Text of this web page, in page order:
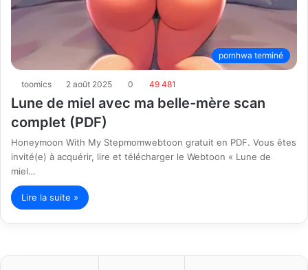
pornhwa terminé
toomics 2 août 2025 0 49 481
Lune de miel avec ma belle-mère scan
complet (PDF)
Honeymoon With My Stepmomwebtoon gratuit en PDF. Vous êtes
invité(e) à acquérir, lire et télécharger le Webtoon « Lune de
miel…
Lire la suite »